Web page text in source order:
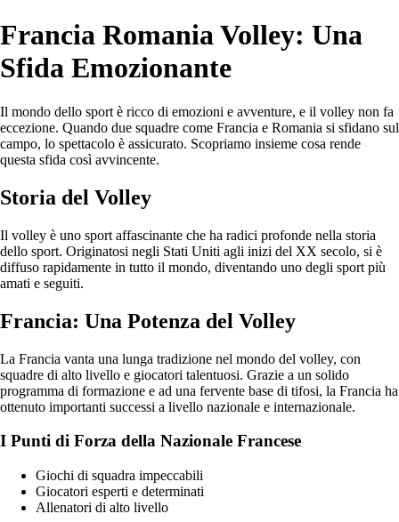
Francia Romania Volley: Una
Sfida Emozionante
Il mondo dello sport è ricco di emozioni e avventure, e il volley non fa
eccezione. Quando due squadre come Francia e Romania si sfidano sul
campo, lo spettacolo è assicurato. Scopriamo insieme cosa rende
questa sfida così avvincente.
Storia del Volley
Il volley è uno sport affascinante che ha radici profonde nella storia
dello sport. Originatosi negli Stati Uniti agli inizi del XX secolo, si è
diffuso rapidamente in tutto il mondo, diventando uno degli sport più
amati e seguiti.
Francia: Una Potenza del Volley
La Francia vanta una lunga tradizione nel mondo del volley, con
squadre di alto livello e giocatori talentuosi. Grazie a un solido
programma di formazione e ad una fervente base di tifosi, la Francia ha
ottenuto importanti successi a livello nazionale e internazionale.
I Punti di Forza della Nazionale Francese
Giochi di squadra impeccabili
Giocatori esperti e determinati
Allenatori di alto livello